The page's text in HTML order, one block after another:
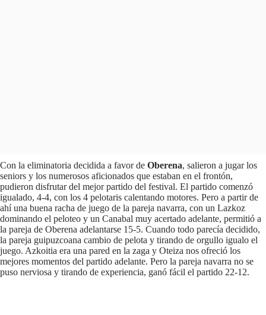
Con la eliminatoria decidida a favor de Oberena, salieron a jugar los
seniors y los numerosos aficionados que estaban en el frontón,
pudieron disfrutar del mejor partido del festival. El partido comenzó
igualado, 4-4, con los 4 pelotaris calentando motores. Pero a partir de
ahí una buena racha de juego de la pareja navarra, con un Lazkoz
dominando el peloteo y un Canabal muy acertado adelante, permitió a
la pareja de Oberena adelantarse 15-5. Cuando todo parecía decidido,
la pareja guipuzcoana cambio de pelota y tirando de orgullo igualo el
juego. Azkoitia era una pared en la zaga y Oteiza nos ofreció los
mejores momentos del partido adelante. Pero la pareja navarra no se
puso nerviosa y tirando de experiencia, ganó fácil el partido 22-12.